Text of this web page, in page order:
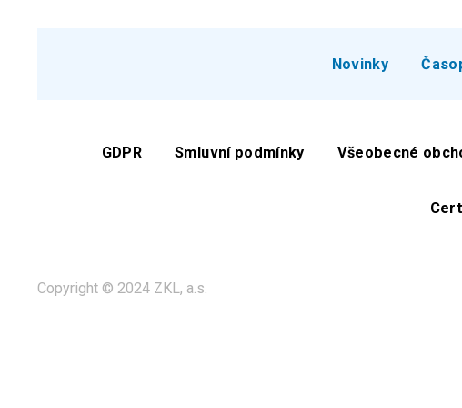
Novinky
GDPR Smluvní podmínky Všeobecné
Copyright © 2024 ZKL, a.s.